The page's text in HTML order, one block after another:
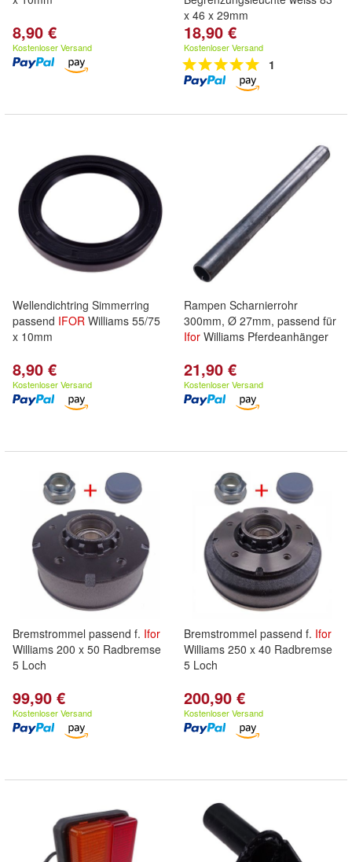
8,90 €
Kostenloser Versand
x 46 x 29mm
18,90 €
Kostenloser Versand
1
Wellendichtring Simmerring
passend IFOR Williams 55/75
x 10mm
8,90 €
Kostenloser Versand
Rampen Scharnierrohr
300mm, Ø 27mm, passend für
Ifor Williams Pferdeanhänger
21,90 €
Kostenloser Versand
Bremstrommel passend f. Ifor
Williams 200 x 50 Radbremse
5 Loch
99,90 €
Kostenloser Versand
Bremstrommel passend f. Ifor
Williams 250 x 40 Radbremse
5 Loch
200,90 €
Kostenloser Versand